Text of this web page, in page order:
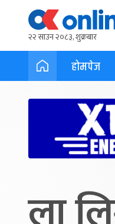
२२ साउन २०८३, शुक्रबार
होमपेज